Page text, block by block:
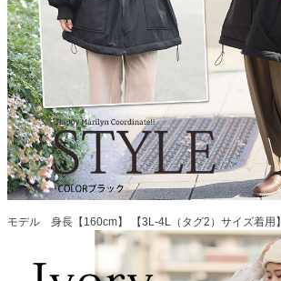
モデル 身長【160cm】 【3L-4L（タグ2）サイズ着用】